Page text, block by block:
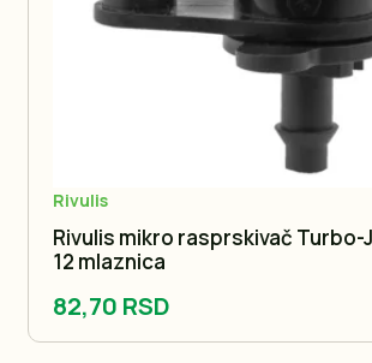
Rivulis
Rivulis mikro rasprskivač Turbo-
12 mlaznica
82,70 RSD